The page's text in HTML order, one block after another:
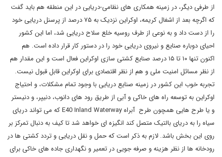
از طرفی دیگر، در زمینه همکاری های نظامی-دریایی در این منطقه هم باید گفت
که اگرچه بعد از اشغال کریمه، اوکراین نزدیک به ۷۵ درصد از پرسنل دریایی خود
را از دست داد و به نوعی از طرف روسیه خلع سلاح دریایی شد، اما این کشور
احیای دوباره صنایع و نیروی دریایی خود را در دستور کار قرار داده است. هم
اکنون تنها ۱۰ تا ۱۵ درصد صنایع کشتی سازی اوکراین فعال است و این مقدار هم
از نظر مسائل امنیت ملی و هم از نظر اقتصادی برای اوکراین قابل قبول نیست.
تجربه خوب این کشور در زمینه صنایع دریایی با وجود تمام مشکلات، و احتیاج
اوکراین به توسعه راه های خاکی و آبی از طریق رود های دانوب، دنیپر، و دنیستر
و یا طرح هایی همچون طرح آبراه E40 Inland Waterway که می تواند دریای
سیاه را به دریای بالتیک متصل کند انگیزه ای خواهد شد تا کیف به دنبال تمرکز بر
روی این بخش باشد. لازم به ذکر است که حمل و نقل دریایی و تردد کشتی ها در
رودخانه ها از نظر هزینه و صرفه جویی در تعمیر و نگهداری جاده های خاکی برای